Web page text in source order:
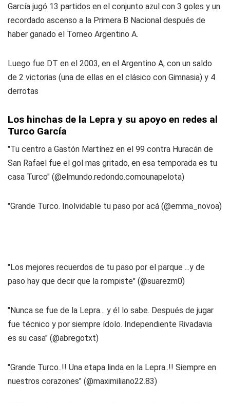
García jugó 13 partidos en el conjunto azul con 3 goles y un
recordado ascenso a la Primera B Nacional después de
haber ganado el Torneo Argentino A.
Luego fue DT en el 2003, en el Argentino A, con un saldo
de 2 victorias (una de ellas en el clásico con Gimnasia) y 4
derrotas
Los hinchas de la Lepra y su apoyo en redes al
Turco García
"Tu centro a Gastón Martínez en el 99 contra Huracán de
San Rafael fue el gol mas gritado, en esa temporada es tu
casa Turco" (@elmundo.redondo.comounapelota)
"Grande Turco. Inolvidable tu paso por acá (@emma_novoa)
"Los mejores recuerdos de tu paso por el parque ...y de
paso hay que decir que la rompiste" (@suarezm0)
"Nunca se fue de la Lepra... y él lo sabe. Después de jugar
fue técnico y por siempre ídolo. Independiente Rivadavia
es su casa" (@abregotxt)
"Grande Turco..!! Una etapa linda en la Lepra..!! Siempre en
nuestros corazones" (@maximiliano22.83)